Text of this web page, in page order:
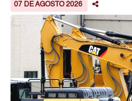
07 DE AGOSTO 2026